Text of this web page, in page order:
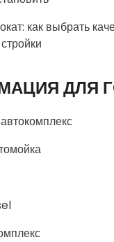
как выбрать
ДЛЯ